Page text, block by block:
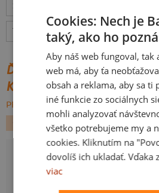
Tabuľka veľkostí : Akú vybrať?
ĎALŠIE POTLAČE Z
KATEGÓRIE
PREHĽADÁVAŤ VŠETKO:
FILMY A SERIÁLY
Cookies: Nech je
taký, ako ho
Aby náš web fungoval, tak
web má, aby ťa
obsah a reklama, aby sa ti
iné funkcie zo sociálnych
mohli analyzovať
všetko potrebujeme my a
cookies. Kliknutím na
dovolíš ich ukladať. Vďaka
viac